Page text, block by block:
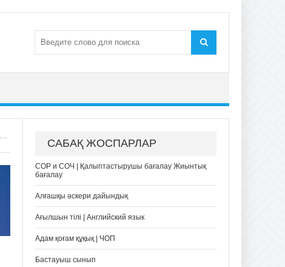
САБАҚ ЖОСПАРЛАР
СОР и СОЧ | Қалыптастырушы бағалау Жиынтық
бағалау
Алғашқы әскери дайындық
Ағылшын тілі | Английский язык
Адам қоғам құқық | ЧОП
Бастауыш сынып